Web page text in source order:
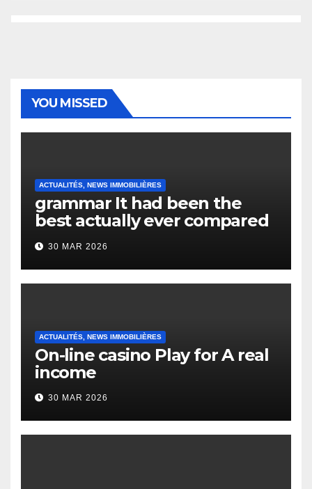
YOU MISSED
ACTUALITÉS, NEWS IMMOBILIÈRES
grammar It had been the
best actually ever compared
to it’s the top actually?
English Vocabulary Learners
Heap Change
30 MAR 2026
ACTUALITÉS, NEWS IMMOBILIÈRES
On-line casino Play for A real
income
30 MAR 2026